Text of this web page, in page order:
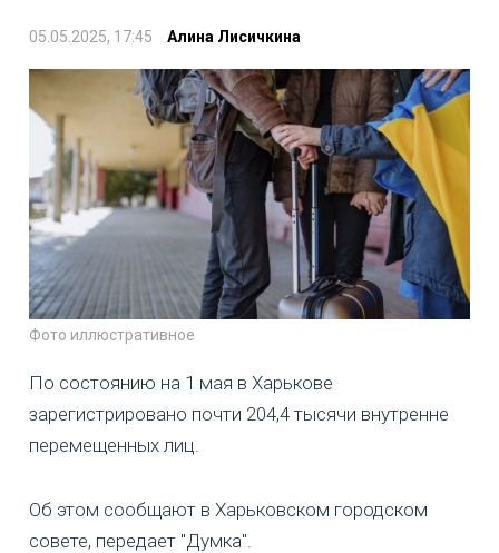
05.05.2025, 17:45 Алина Лисичкина
Фото иллюстративное
По состоянию на 1 мая в Харькове
зарегистрировано почти 204,4 тысячи внутренне
перемещенных лиц.
Об этом сообщают в Харьковском городском
совете, передает "Думка".